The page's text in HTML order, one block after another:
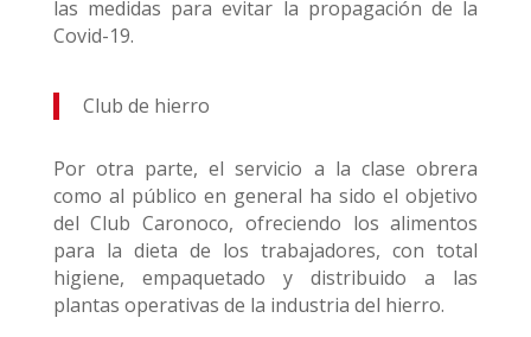
las medidas para evitar la propagación de la
Covid-19.
Club de hierro
Por otra parte, el servicio a la clase obrera
como al público en general ha sido el objetivo
del Club Caronoco, ofreciendo los alimentos
para la dieta de los trabajadores, con total
higiene, empaquetado y distribuido a las
plantas operativas de la industria del hierro.